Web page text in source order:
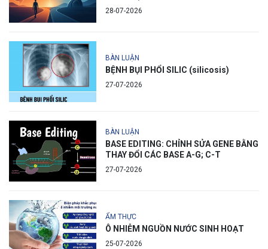
28-07-2026
BÀN LUẬN
BỆNH BỤI PHỔI SILIC (silicosis)
27-07-2026
BÀN LUẬN
BASE EDITING: CHỈNH SỬA GENE BẰNG
THAY ĐỔI CÁC BASE A-G; C-T
27-07-2026
ẨM THỰC
Ô NHIỄM NGUỒN NƯỚC SINH HOẠT
25-07-2026